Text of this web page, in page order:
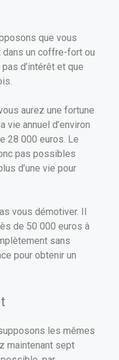
que vous
un coffre-fort ou
d’intérêt et que
aurez une fortune
vie annuel d’environ
28 000 euros. Le
pas possibles
d’une vie pour
vous démotiver. Il
de 50 000 euros à
sans
pour obtenir un
les mêmes
maintenant sept